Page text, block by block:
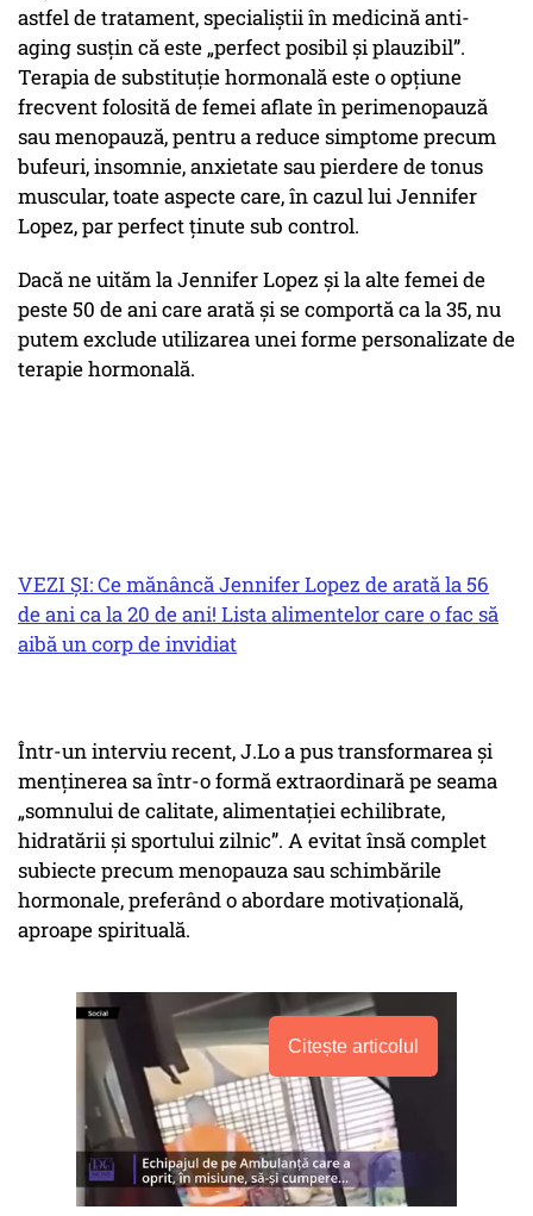
astfel de tratament, specialiștii în medicină anti-
aging susțin că este „perfect posibil și plauzibil”.
Terapia de substituție hormonală este o opțiune
frecvent folosită de femei aflate în perimenopauză
sau menopauză, pentru a reduce simptome precum
bufeuri, insomnie, anxietate sau pierdere de tonus
muscular, toate aspecte care, în cazul lui Jennifer
Lopez, par perfect ținute sub control.
Dacă ne uităm la Jennifer Lopez și la alte femei de
peste 50 de ani care arată și se comportă ca la 35, nu
putem exclude utilizarea unei forme personalizate de
terapie hormonală.
VEZI ȘI: Ce mănâncă Jennifer Lopez de arată la 56
de ani ca la 20 de ani! Lista alimentelor care o fac să
aibă un corp de invidiat
Într-un interviu recent, J.Lo a pus transformarea și
menținerea sa într-o formă extraordinară pe seama
„somnului de calitate, alimentației echilibrate,
hidratării și sportului zilnic”. A evitat însă complet
subiecte precum menopauza sau schimbările
hormonale, preferând o abordare motivațională,
aproape spirituală.
Citește articolul